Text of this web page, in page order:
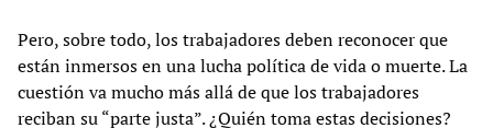
Pero, sobre todo, los trabajadores deben reconocer que
están inmersos en una lucha política de vida o muerte. La
cuestión va mucho más allá de que los trabajadores
reciban su “parte justa”. ¿Quién toma estas decisiones?